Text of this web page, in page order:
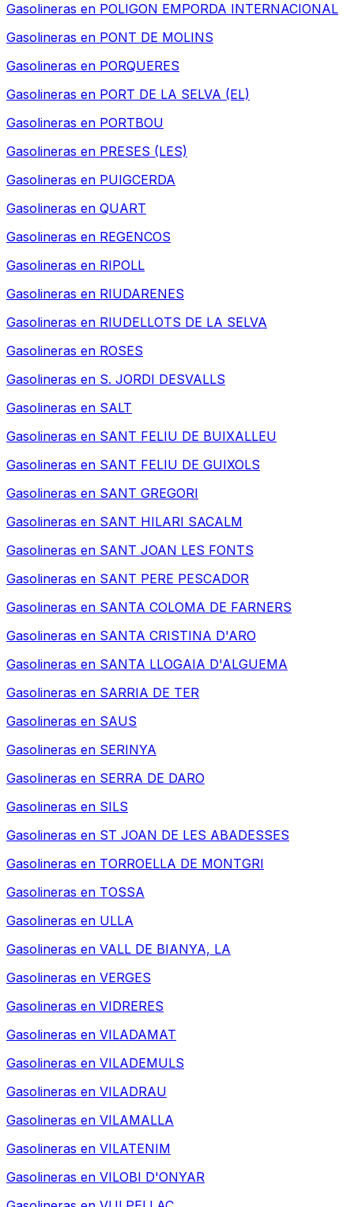
Gasolineras en POLIGON EMPORDA INTERNACIONAL
Gasolineras en PONT DE MOLINS
Gasolineras en PORQUERES
Gasolineras en PORT DE LA SELVA (EL)
Gasolineras en PORTBOU
Gasolineras en PRESES (LES)
Gasolineras en PUIGCERDA
Gasolineras en QUART
Gasolineras en REGENCOS
Gasolineras en RIPOLL
Gasolineras en RIUDARENES
Gasolineras en RIUDELLOTS DE LA SELVA
Gasolineras en ROSES
Gasolineras en S. JORDI DESVALLS
Gasolineras en SALT
Gasolineras en SANT FELIU DE BUIXALLEU
Gasolineras en SANT FELIU DE GUIXOLS
Gasolineras en SANT GREGORI
Gasolineras en SANT HILARI SACALM
Gasolineras en SANT JOAN LES FONTS
Gasolineras en SANT PERE PESCADOR
Gasolineras en SANTA COLOMA DE FARNERS
Gasolineras en SANTA CRISTINA D'ARO
Gasolineras en SANTA LLOGAIA D'ALGUEMA
Gasolineras en SARRIA DE TER
Gasolineras en SAUS
Gasolineras en SERINYA
Gasolineras en SERRA DE DARO
Gasolineras en SILS
Gasolineras en ST JOAN DE LES ABADESSES
Gasolineras en TORROELLA DE MONTGRI
Gasolineras en TOSSA
Gasolineras en ULLA
Gasolineras en VALL DE BIANYA, LA
Gasolineras en VERGES
Gasolineras en VIDRERES
Gasolineras en VILADAMAT
Gasolineras en VILADEMULS
Gasolineras en VILADRAU
Gasolineras en VILAMALLA
Gasolineras en VILATENIM
Gasolineras en VILOBI D'ONYAR